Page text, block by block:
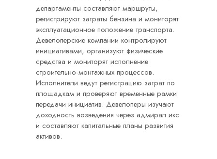
департаменты составляют маршруты,
регистрируют затраты бензина и мониторят
эксплуатационное положение транспорта.
Девелоперские компании контролируют
инициативами, организуют физические
средства и мониторят исполнение
строительно-монтажных процессов.
Исполнители ведут регистрацию затрат по
площадкам и проверяют временные рамки
передачи инициатив. Девелоперы изучают
доходность возведения через адмирал икс
и составляют капитальные планы развития
активов.